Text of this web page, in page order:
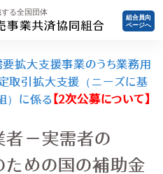
る全国団体
組合員向
ページへ
拡大支援事業のうち業務用
取引拡大支援（ニーズに基
）に係る 【2次公募について】
者－実需者の
めの国の補助金